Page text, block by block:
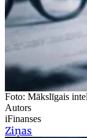
Foto: Mākslīgais
Autors
iFinanses
Ziņas